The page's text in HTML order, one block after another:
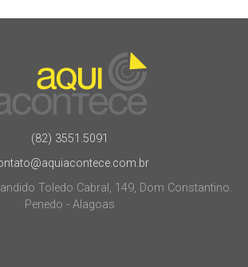
(82) 3551.5091
Toledo Cabral, 149, Dom Constantino.
Penedo - Alagoas